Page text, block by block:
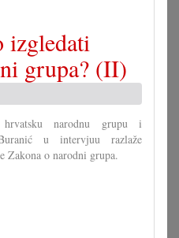
izgledati
grupa? (II)
hrvatsku narodnu grupu i
u intervjuu razlaže
Zakona o narodni grupa.